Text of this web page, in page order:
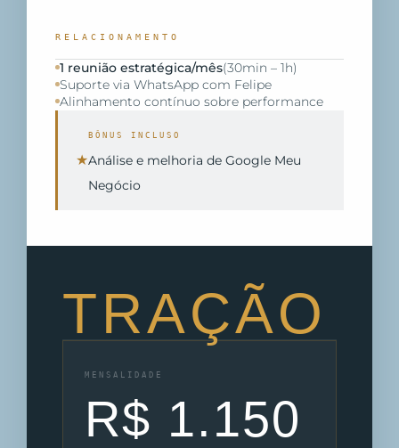
TRAÇÃO
MENSALIDADE
R$ 1.150
RELACIONAMENTO
1 reunião estratégica/mês(30min – 1h)
Suporte via WhatsApp com Felipe
Alinhamento contínuo sobre performance
★
BÔNUS INCLUSO
Análise e melhoria de Google Meu
Negócio